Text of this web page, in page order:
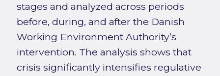
stages and analyzed across periods
before, during, and after the Danish
Working Environment Authority’s
intervention. The analysis shows that
crisis significantly intensifies regulative